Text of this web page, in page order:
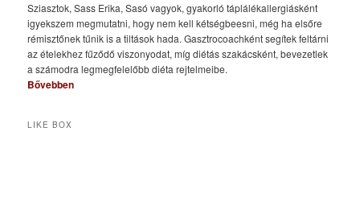
Sziasztok, Sass Erika, Sasó vagyok, gyakorló táplálékallergiásként
igyekszem megmutatni, hogy nem kell kétségbeesni, még ha elsőre
rémisztőnek tűnik is a tiltások hada. Gasztrocoachként segítek feltárni
az ételekhez fűződő viszonyodat, míg diétás szakácsként, bevezetlek
a számodra legmegfelelőbb diéta rejtelmeibe.
Bővebben
LIKE BOX